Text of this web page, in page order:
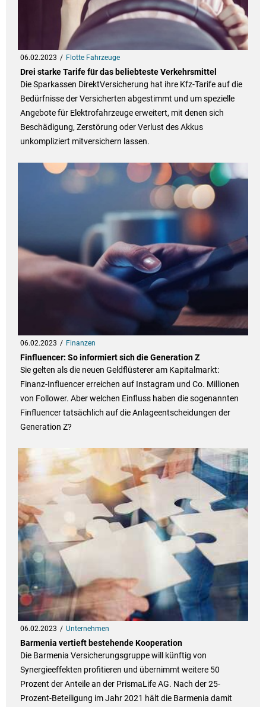
06.02.2023 Flotte Fahrzeuge
Drei starke Tarife für das beliebteste Verkehrsmittel
Die Sparkassen DirektVersicherung hat ihre Kfz-Tarife auf die
Bedürfnisse der Versicherten abgestimmt und um spezielle
Angebote für Elektrofahrzeuge erweitert, mit denen sich
Beschädigung, Zerstörung oder Verlust des Akkus
unkompliziert mitversichern lassen.
06.02.2023 Finanzen
Finfluencer: So informiert sich die Generation Z
Sie gelten als die neuen Geldflüsterer am Kapitalmarkt:
Finanz-Influencer erreichen auf Instagram und Co. Millionen
von Follower. Aber welchen Einfluss haben die sogenannten
Finfluencer tatsächlich auf die Anlageentscheidungen der
Generation Z?
06.02.2023 Unternehmen
Barmenia vertieft bestehende Kooperation
Die Barmenia Versicherungsgruppe will künftig von
Synergieeffekten profitieren und übernimmt weitere 50
Prozent der Anteile an der PrismaLife AG. Nach der 25-
Prozent-Beteiligung im Jahr 2021 hält die Barmenia damit